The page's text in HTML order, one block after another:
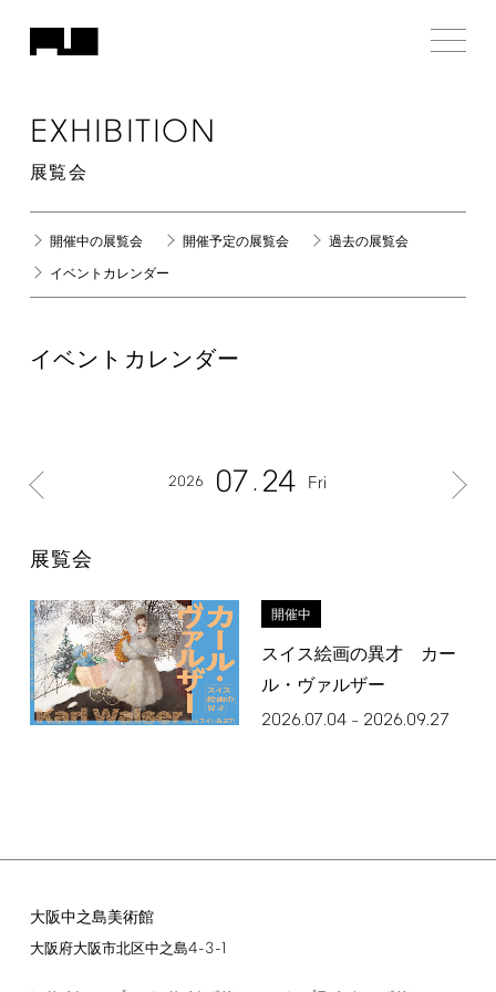
EXHIBITION
展覧会
開催中の展覧会 開催予定の展覧会 過去の展覧会
イベントカレンダー
イベントカレンダー
2026 07 24 Fri
展覧会
開催中
スイス絵画の異才 カー
ル・ヴァルザー
2026.07.04– 2026.09.27
大阪中之島美術館
大阪府大阪市北区中之島4-3-1